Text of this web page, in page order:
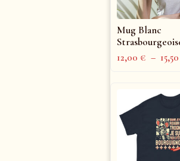
Mug Blanc
12,00€ –